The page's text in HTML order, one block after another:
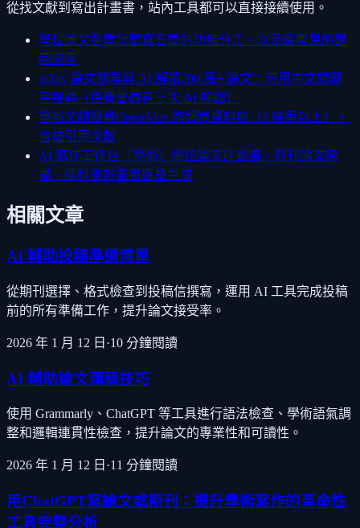
從找文獻到寫出計畫書，站內工具都可以直接接續使用。
學位論文各章怎麼寫五章的功能分工，以及最常見的退
回原因
arXiv 論文搜尋與 AI 解讀200 萬+ 論文，可用中文關鍵
字搜尋（免費會員有 2 次 AI 解讀）
學術文獻搜尋OpenAlex 跨領域資料庫（3 億筆以上），
含被引用次數
AI 寫作工作台（學術） 學位論文計畫書、期刊論文架
構、國科會計畫書逐章生成
相關文章
AI 輔助投稿準備清單
從期刊選擇、格式檢查到投稿信撰寫，運用 AI 工具完成投稿
前的所有準備工作，提升論文接受率。
2026 年 1 月 12 日 ·10 分鐘閱讀
AI 輔助論文潤稿技巧
使用 Grammarly、ChatGPT 等工具進行語法檢查、學術語氣調
整和邏輯連貫性檢查，提升論文的專業性和可讀性。
2026 年 1 月 12 日 ·11 分鐘閱讀
用ChatGPT寫論文或期刊：提升學術寫作的革命性
工具完整分析